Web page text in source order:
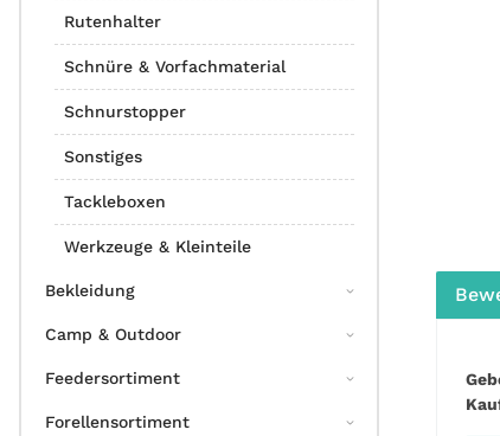
Rutenhalter
Schnüre & Vorfachmaterial
Schnurstopper
Sonstiges
Tackleboxen
Werkzeuge & Kleinteile
Bekleidung
Camp & Outdoor
Feedersortiment
Forellensortiment